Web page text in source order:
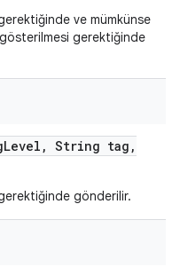
gerektiğinde ve mümkünse
gerektiğinde
Level , String tag ,
gerektiğinde gönderilir.